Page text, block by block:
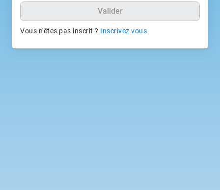
Valider
Vous n'êtes pas inscrit ? Inscrivez vous